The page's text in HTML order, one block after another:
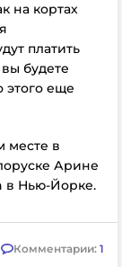
на кортах
платить
будете
этого еще
месте в
Арине
в Нью-Йорке.
Комментарии: 1